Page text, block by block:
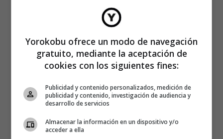
Yorokobu ofrece un modo de navegación
gratuito, mediante la aceptación de
cookies con los siguientes fines:
Publicidad y contenido personalizados, medición de
publicidad y contenido, investigación de audiencia y
desarrollo de servicios
Almacenar la información en un dispositivo y/o
acceder a ella